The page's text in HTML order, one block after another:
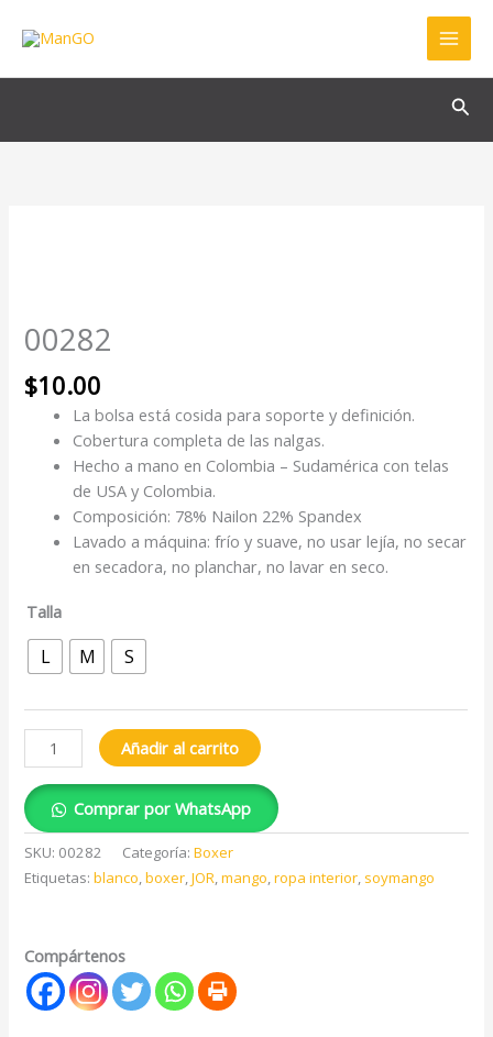
00282
$10.00
La bolsa está cosida para soporte y definición.
Cobertura completa de las nalgas.
Hecho a mano en Colombia – Sudamérica con telas
de USA y Colombia.
Composición: 78% Nailon 22% Spandex
Lavado a máquina: frío y suave, no usar lejía, no secar
en secadora, no planchar, no lavar en seco.
Talla
L M S
Añadir al carrito
Comprar por WhatsApp
SKU: 00282 Categoría:Boxer
Etiquetas:blanco,boxer,JOR,mango,ropa interior, soymango
Compártenos